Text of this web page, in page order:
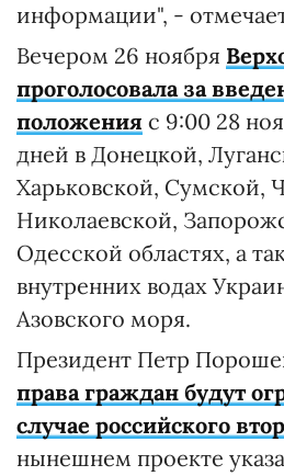
информации", -
Вечером 26 ноября
проголосовала за
положения с 9:00 28
дней в Донецкой,
Харьковской, Сумской,
Николаевской,
Одесской областях, а
внутренних водах
Азовского моря.
Президент Петр
права граждан будут
случае российского
нынешнем проекте